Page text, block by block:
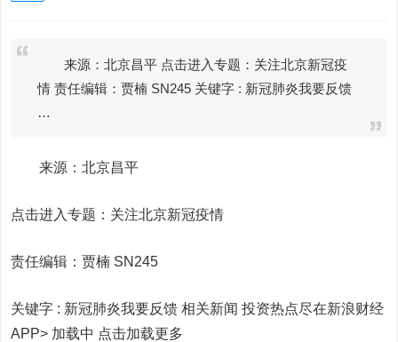
来源：北京昌平 点击进入专题：关注北京新冠疫
情 责任编辑：贾楠 SN245 关键字 : 新冠肺炎我要反馈
…
来源：北京昌平
点击进入专题：关注北京新冠疫情
责任编辑：贾楠 SN245
关键字 : 新冠肺炎我要反馈 相关新闻投资热点尽在新浪财经
APP> 加载中 点击加载更多